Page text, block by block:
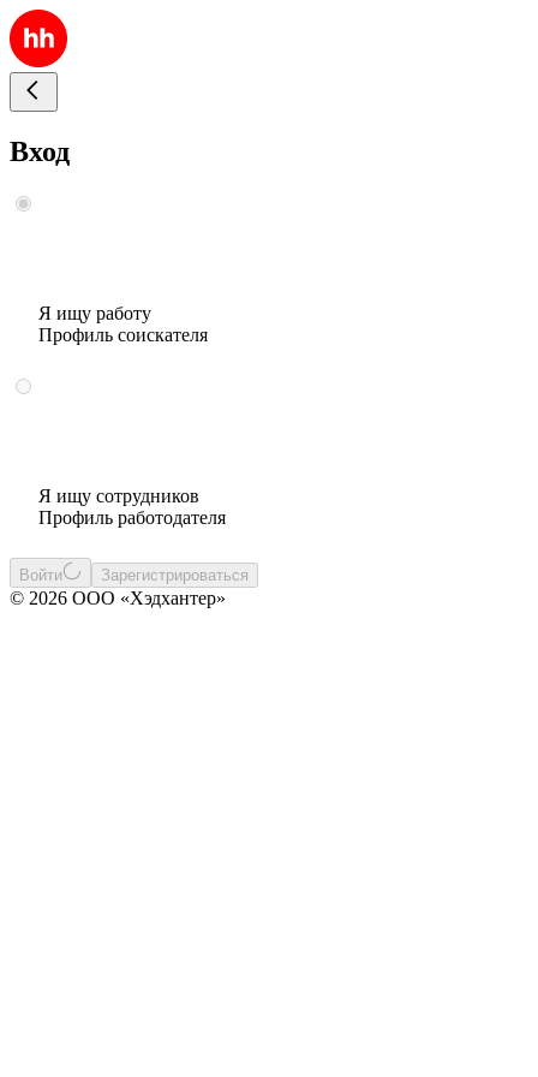
Вход
Я ищу работу
Профиль соискателя
Я ищу сотрудников
Профиль работодателя
Войти Зарегистрироваться
© 2026 ООО «Хэдхантер»